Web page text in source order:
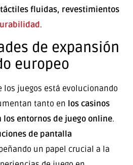
fluidas, revestimientos
.
de expansión
europeo
los juegos está evolucionando
tanto en los casinos
entornos de juego online.
de pantalla
un papel crucial a la